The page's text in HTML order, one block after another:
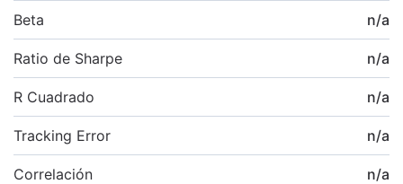
Beta n/a
Ratio de Sharpe n/a
R Cuadrado n/a
Tracking Error n/a
Correlación n/a